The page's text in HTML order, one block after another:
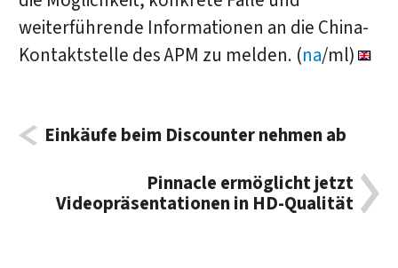
weiterführende Informationen an die China-
Kontaktstelle des APM zu melden. (na/ml)
Einkäufe beim Discounter nehmen ab
Pinnacle ermöglicht jetzt
Videopräsentationen in HD-Qualität